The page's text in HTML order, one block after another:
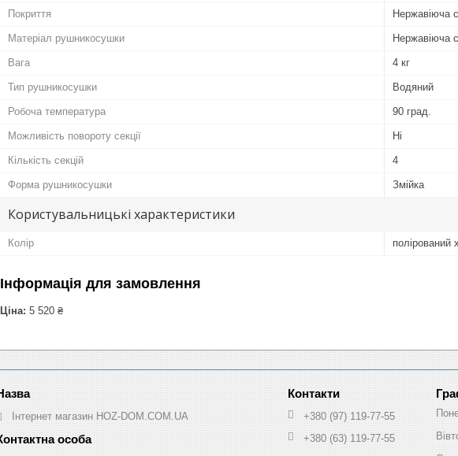
Покриття Нержавіюча
Матеріал рушникосушки Нержавіюча
Вага 4 кг
Тип рушникосушки Водяний
Робоча температура 90 град.
Можливість повороту секції Ні
Кількість секцій 4
Форма рушникосушки Змійка
Користувальницькі характеристики
Колір полірований
Інформація для замовлення
Ціна: 5 520 ₴
Інтернет магазин HOZ-DOM.COM.UA
+380 (97) 119-77-55
+380 (63) 119-77-55